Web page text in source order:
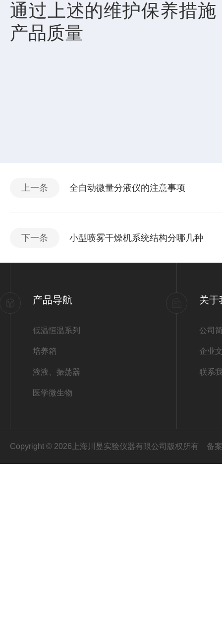
通过上述的维护保养措
产品质量
上一条 全自动微量分液仪的注意事项
下一条 小型喷雾干燥机系统结构分哪几种
产品导航
低温恒温系列
培养箱
液液、振荡器
医学微生物
关于
公司
企业
联系
Copyright © 2026上海川昱实验仪器有限公司版权所有 备